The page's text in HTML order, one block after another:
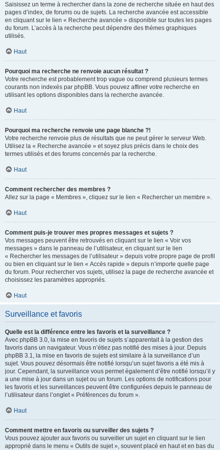
Saisissez un terme à rechercher dans la zone de recherche située en haut des
pages d’index, de forums ou de sujets. La recherche avancée est accessible
en cliquant sur le lien « Recherche avancée » disponible sur toutes les pages
du forum. L’accès à la recherche peut dépendre des thèmes graphiques
utilisés.
Haut
Pourquoi ma recherche ne renvoie aucun résultat ?
Votre recherche est probablement trop vague ou comprend plusieurs termes
courants non indexés par phpBB. Vous pouvez affiner votre recherche en
utilisant les options disponibles dans la recherche avancée.
Haut
Pourquoi ma recherche renvoie une page blanche ?!
Votre recherche renvoie plus de résultats que ne peut gérer le serveur Web.
Utilisez la « Recherche avancée » et soyez plus précis dans le choix des
termes utilisés et des forums concernés par la recherche.
Haut
Comment rechercher des membres ?
Allez sur la page « Membres », cliquez sur le lien « Rechercher un membre ».
Haut
Comment puis-je trouver mes propres messages et sujets ?
Vos messages peuvent être retrouvés en cliquant sur le lien « Voir vos
messages » dans le panneau de l’utilisateur, en cliquant sur le lien
« Rechercher les messages de l’utilisateur » depuis votre propre page de profil
ou bien en cliquant sur le lien « Accès rapide » depuis n’importe quelle page
du forum. Pour rechercher vos sujets, utilisez la page de recherche avancée et
choisissez les paramètres appropriés.
Haut
Surveillance et favoris
Quelle est la différence entre les favoris et la surveillance ?
Avec phpBB 3.0, la mise en favoris de sujets s’apparentait à la gestion des
favoris dans un navigateur. Vous n’étiez pas notifié des mises à jour. Depuis
phpBB 3.1, la mise en favoris de sujets est similaire à la surveillance d’un
sujet. Vous pouvez désormais être notifié lorsqu’un sujet favoris a été mis à
jour. Cependant, la surveillance vous permet également d’être notifié lorsqu’il y
a une mise à jour dans un sujet ou un forum. Les options de notifications pour
les favoris et les surveillances peuvent être configurées depuis le panneau de
l’utilisateur dans l’onglet « Préférences du forum ».
Haut
Comment mettre en favoris ou surveiller des sujets ?
Vous pouvez ajouter aux favoris ou surveiller un sujet en cliquant sur le lien
approprié dans le menu « Outils de sujet », souvent placé en haut et en bas du